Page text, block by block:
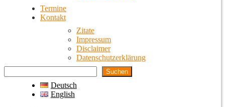
Termine
Kontakt
Zitate
Impressum
Disclaimer
Datenschutzerklärung
Suchen
Deutsch
English